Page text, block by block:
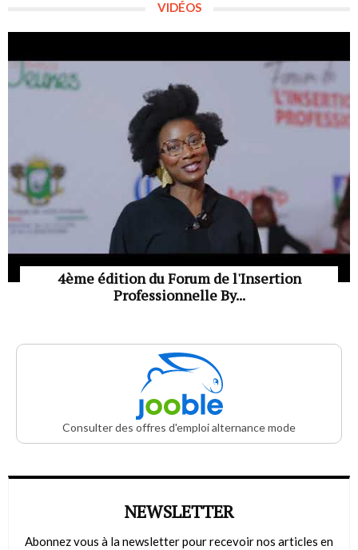
VIDÉOS
4ème édition du Forum de l'Insertion
Professionnelle By...
Consulter des offres d'emploi alternance mode
NEWSLETTER
Abonnez vous à la newsletter pour recevoir nos articles en